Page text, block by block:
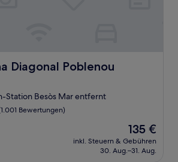
Diagonal Poblenou
Poblenou
Station Besòs Mar entfernt
Bewertungen)
Der
Preis
beträgt
135 €
inkl. Steuern & Gebühren
30. Aug.–31. Aug.